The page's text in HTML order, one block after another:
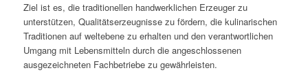
Ziel ist es, die traditionellen handwerklichen Erzeuger zu
unterstützen, Qualitätserzeugnisse zu fördern, die kulinarischen
Traditionen auf weltebene zu erhalten und den verantwortlichen
Umgang mit Lebensmitteln durch die angeschlossenen
ausgezeichneten Fachbetriebe zu gewährleisten.